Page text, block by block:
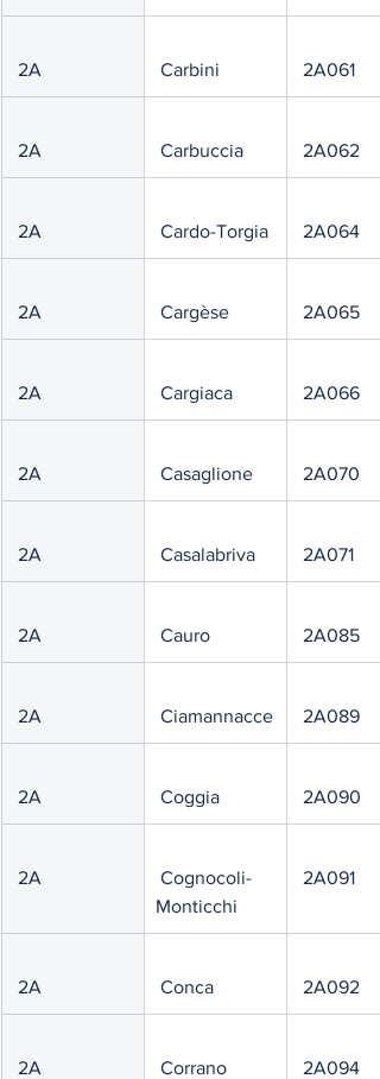
2A Carbini 2A061
2A Carbuccia 2A062
2A Cardo-Torgia 2A064
2A Cargèse 2A065
2A Cargiaca 2A066
2A Casaglione 2A070
2A Casalabriva 2A071
2A Cauro 2A085
2A Ciamannacce 2A089
2A Coggia 2A090
2A
Monticchi
2A091
2A Conca 2A092
2A Corrano 2A094